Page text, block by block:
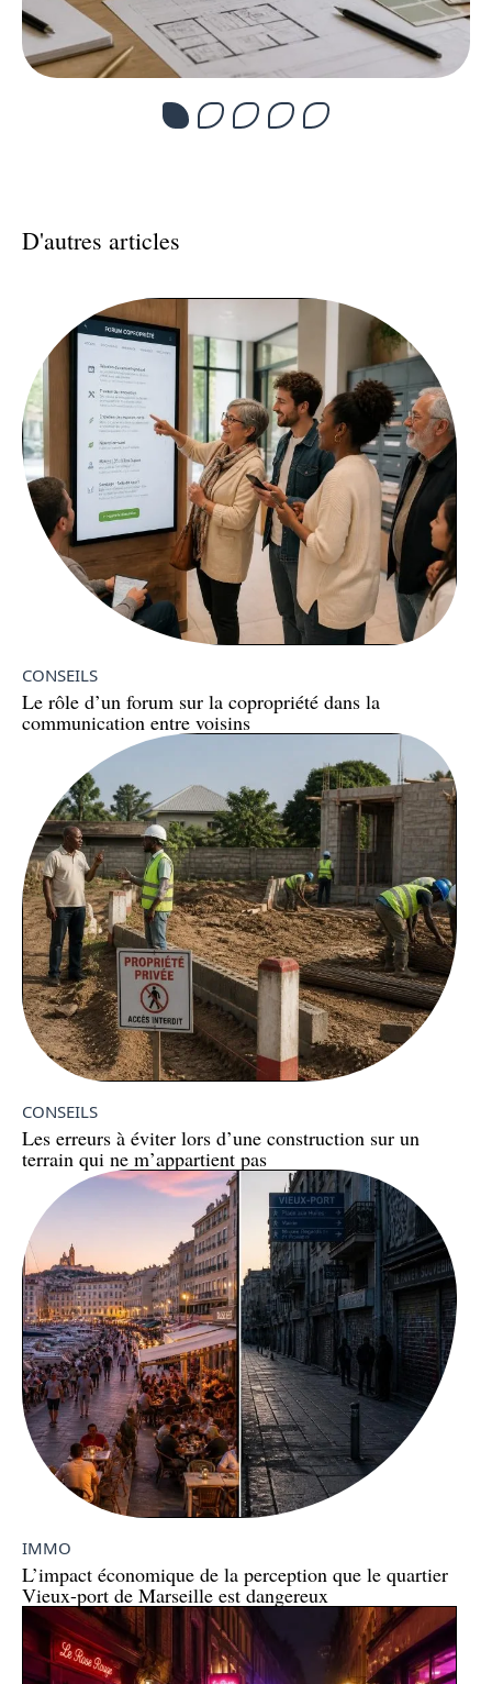
D'autres articles
CONSEILS
Le rôle d’un forum sur la copropriété dans la
communication entre voisins
CONSEILS
Les erreurs à éviter lors d’une construction sur un
terrain qui ne m’appartient pas
IMMO
L’impact économique de la perception que le quartier
Vieux-port de Marseille est dangereux